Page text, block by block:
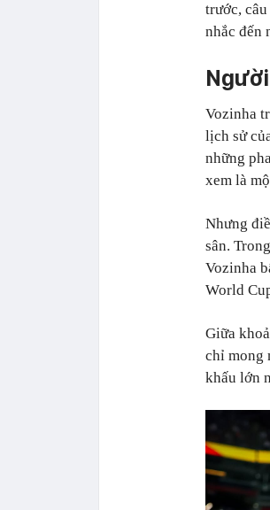
trước,
nhắc đến
Vozinha
lịch sử
những
xem là
Nhưng
sân.
Vozinha
World
Giữa
chỉ mong
khấu lớn